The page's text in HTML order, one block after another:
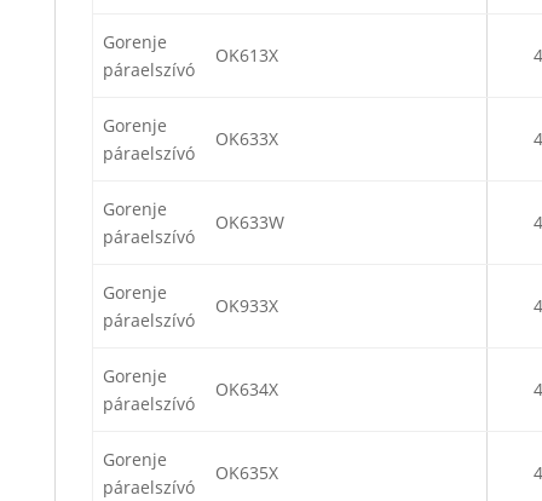
Gorenje
páraelszívó
OK613X
Gorenje
páraelszívó
OK633X
Gorenje
páraelszívó
OK633W
Gorenje
páraelszívó
OK933X
Gorenje
páraelszívó
OK634X
Gorenje
páraelszívó
OK635X